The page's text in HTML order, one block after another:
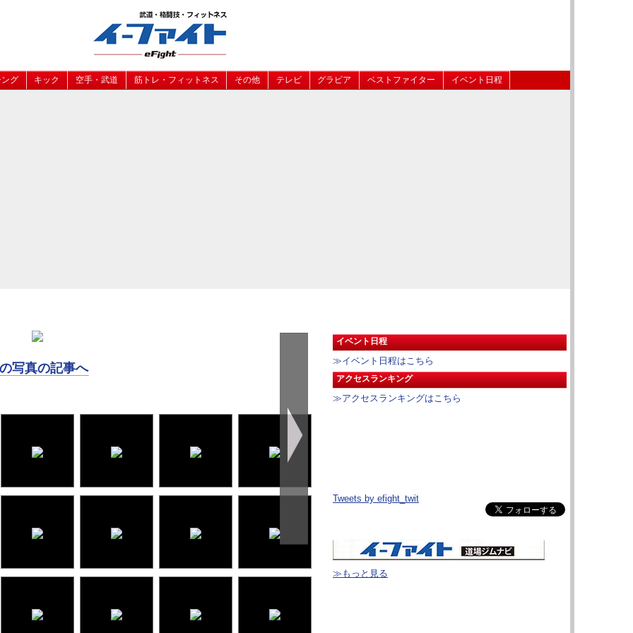
グ キック 空手・武道 筋トレ・フィットネス その他 テレビ グラビア ベストファイター イベント日程
写真の記事へ
イベント日程
≫イベント日程はこちら
アクセスランキング
≫アクセスランキングはこちら
Tweets by efight_twit
≫もっと見る